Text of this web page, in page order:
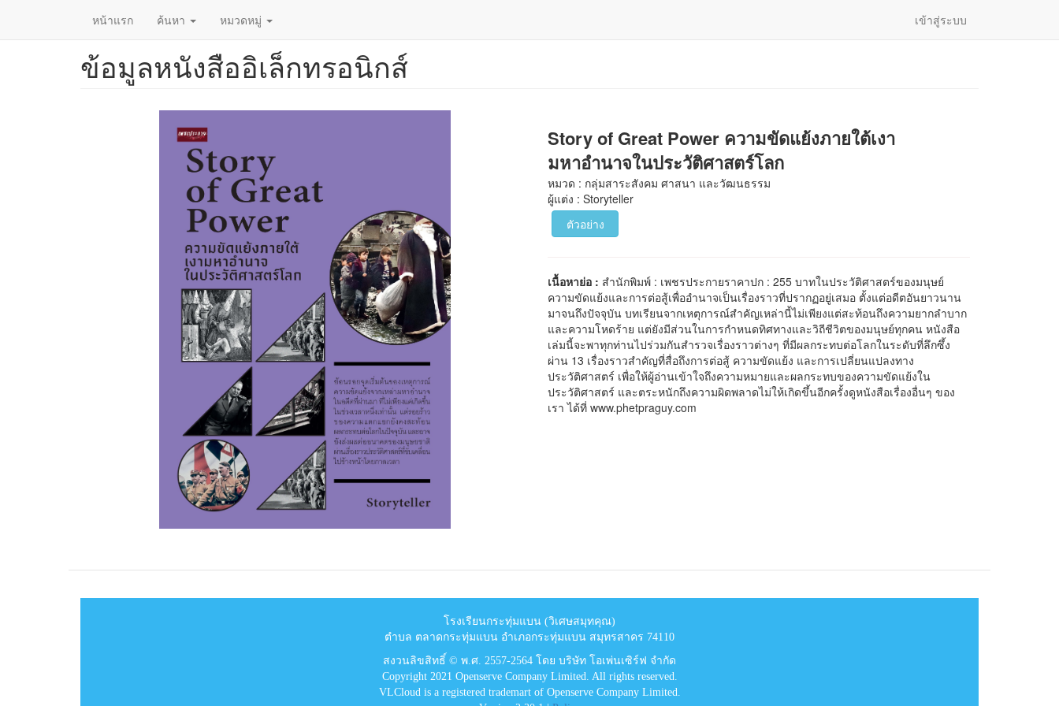
หน้าแรก ค้นหา หมวดหมู่ เข้าสู่ระบบ
ข้อมูลหนังสืออิเล็กทรอนิกส์
Story of Great Power ความขัดแย้งภายใต้เงา
มหาอำนาจในประวัติศาสตร์โลก
หมวด : กลุ่มสาระสังคม ศาสนา และวัฒนธรรม
ผู้แต่ง : Storyteller
ตัวอย่าง
เนื้อหาย่อ : สำนักพิมพ์ : เพชรประกายราคาปก : 255 บาทในประวัติศาสตร์ของมนุษย์
ความขัดแย้งและการต่อสู้เพื่ออำนาจเป็นเรื่องราวที่ปรากฏอยู่เสมอ ตั้งแต่อดีตอันยาวนาน
มาจนถึงปัจจุบัน บทเรียนจากเหตุการณ์สำคัญเหล่านี้ไม่เพียงแต่สะท้อนถึงความยากลำบาก
และความโหดร้าย แต่ยังมีส่วนในการกำหนดทิศทางและวิถีชีวิตของมนุษย์ทุกคน หนังสือ
เล่มนี้จะพาทุกท่านไปร่วมกันสำรวจเรื่องราวต่างๆ ที่มีผลกระทบต่อโลกในระดับที่ลึกซึ้ง
ผ่าน 13 เรื่องราวสำคัญที่สื่อถึงการต่อสู้ ความขัดแย้ง และการเปลี่ยนแปลงทาง
ประวัติศาสตร์ เพื่อให้ผู้อ่านเข้าใจถึงความหมายและผลกระทบของความขัดแย้งใน
ประวัติศาสตร์ และตระหนักถึงความผิดพลาดไม่ให้เกิดขึ้นอีกครั้งดูหนังสือเรื่องอื่นๆ ของ
เรา ได้ที่ www.phetpraguy.com
โรงเรียนกระทุ่มแบน (วิเศษสมุทคุณ)
ตำบล ตลาดกระทุ่มแบน อำเภอกระทุ่มแบน สมุทรสาคร 74110
สงวนลิขสิทธิ์ © พ.ศ. 2557-2564 โดย บริษัท โอเพ่นเซิร์ฟ จำกัด
Copyright 2021 Openserve Company Limited. All rights reserved.
VLCloud is a registered trademart of Openserve Company Limited.